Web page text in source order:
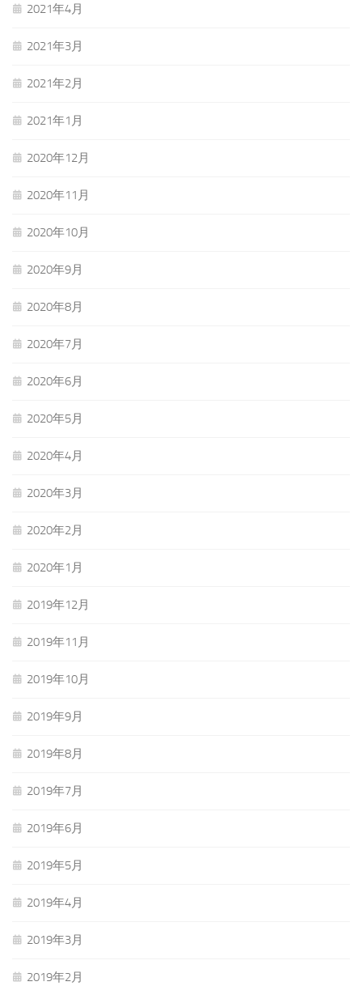
2021年4月
2021年3月
2021年2月
2021年1月
2020年12月
2020年11月
2020年10月
2020年9月
2020年8月
2020年7月
2020年6月
2020年5月
2020年4月
2020年3月
2020年2月
2020年1月
2019年12月
2019年11月
2019年10月
2019年9月
2019年8月
2019年7月
2019年6月
2019年5月
2019年4月
2019年3月
2019年2月